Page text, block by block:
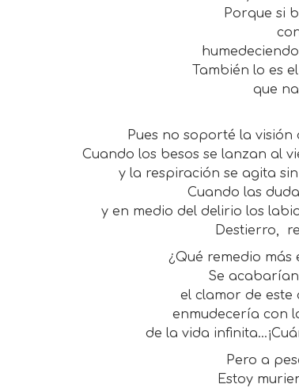
Porque si
También lo es
que
Pues no soporté la
Cuando los besos se lanzan al
y la respiración se agita
Cuando las
y en medio del delirio los
Destierro,
¿Qué remedio más
Se
el clamor de
enmudecería con
de la vida
Pero a
Estoy